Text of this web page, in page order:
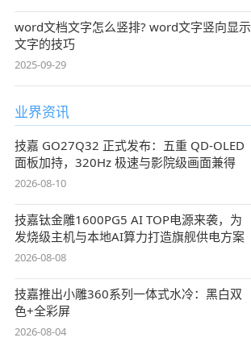
word文档文字怎么竖排? word文字竖向显示
文字的技巧
2025-09-29
业界资讯
技嘉 GO27Q32 正式发布：五重 QD-OLED
面板加持，320Hz 极速与影院级画面兼得
2026-08-10
技嘉钛金雕1600PG5 AI TOP电源来袭，为
发烧级主机与本地AI算力打造旗舰供电方案
2026-08-08
技嘉推出小雕360系列一体式水冷：黑白双
色+全彩屏
2026-08-04